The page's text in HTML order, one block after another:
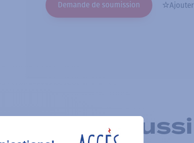
Demande de soumission
aimer aussi